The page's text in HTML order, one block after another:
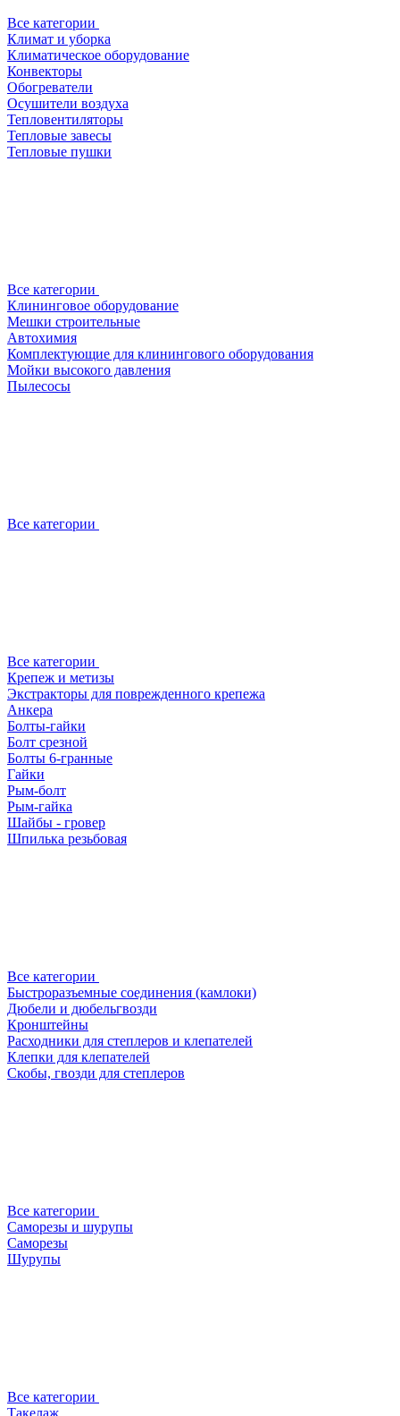
Все категории
Климат и уборка
Климатическое оборудование
Конвекторы
Обогреватели
Осушители воздуха
Тепловентиляторы
Тепловые завесы
Тепловые пушки
Все категории
Клининговое оборудование
Мешки строительные
Автохимия
Комплектующие для клинингового оборудования
Мойки высокого давления
Пылесосы
Все категории
Все категории
Крепеж и метизы
Экстракторы для поврежденного крепежа
Анкера
Болты-гайки
Болт срезной
Болты 6-гранные
Гайки
Рым-болт
Рым-гайка
Шайбы - гровер
Шпилька резьбовая
Все категории
Быстроразъемные соединения (камлоки)
Дюбели и дюбельгвозди
Кронштейны
Расходники для степлеров и клепателей
Клепки для клепателей
Скобы, гвозди для степлеров
Все категории
Саморезы и шурупы
Саморезы
Шурупы
Все категории
Такелаж